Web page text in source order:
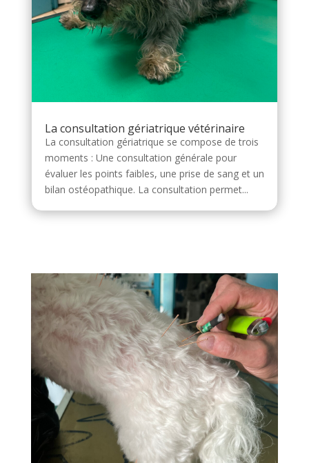
La consultation gériatrique vétérinaire
La consultation gériatrique se compose de trois
moments : Une consultation générale pour
évaluer les points faibles, une prise de sang et un
bilan ostéopathique. La consultation permet...